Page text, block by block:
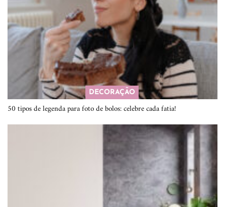
DECORAÇÃO
50 tipos de legenda para foto de bolos: celebre cada fatia!